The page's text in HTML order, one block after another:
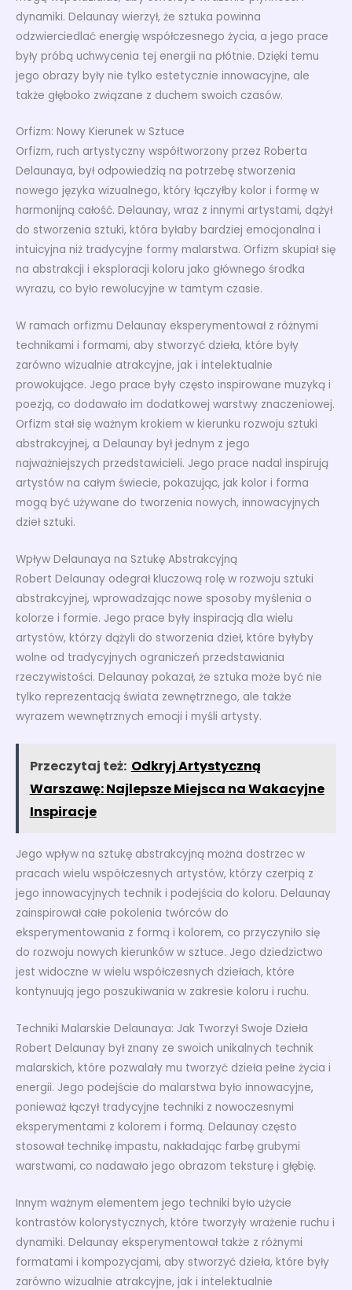
dynamiki. Delaunay wierzył, że sztuka powinna
odzwierciedlać energię współczesnego życia, a jego prace
były próbą uchwycenia tej energii na płótnie. Dzięki temu
jego obrazy były nie tylko estetycznie innowacyjne, ale
także głęboko związane z duchem swoich czasów.
Orfizm: Nowy Kierunek w Sztuce
Orfizm, ruch artystyczny współtworzony przez Roberta
Delaunaya, był odpowiedzią na potrzebę stworzenia
nowego języka wizualnego, który łączyłby kolor i formę w
harmonijną całość. Delaunay, wraz z innymi artystami, dążył
do stworzenia sztuki, która byłaby bardziej emocjonalna i
intuicyjna niż tradycyjne formy malarstwa. Orfizm skupiał się
na abstrakcji i eksploracji koloru jako głównego środka
wyrazu, co było rewolucyjne w tamtym czasie.
W ramach orfizmu Delaunay eksperymentował z różnymi
technikami i formami, aby stworzyć dzieła, które były
zarówno wizualnie atrakcyjne, jak i intelektualnie
prowokujące. Jego prace były często inspirowane muzyką i
poezją, co dodawało im dodatkowej warstwy znaczeniowej.
Orfizm stał się ważnym krokiem w kierunku rozwoju sztuki
abstrakcyjnej, a Delaunay był jednym z jego
najważniejszych przedstawicieli. Jego prace nadal inspirują
artystów na całym świecie, pokazując, jak kolor i forma
mogą być używane do tworzenia nowych, innowacyjnych
dzieł sztuki.
Wpływ Delaunaya na Sztukę Abstrakcyjną
Robert Delaunay odegrał kluczową rolę w rozwoju sztuki
abstrakcyjnej, wprowadzając nowe sposoby myślenia o
kolorze i formie. Jego prace były inspiracją dla wielu
artystów, którzy dążyli do stworzenia dzieł, które byłyby
wolne od tradycyjnych ograniczeń przedstawiania
rzeczywistości. Delaunay pokazał, że sztuka może być nie
tylko reprezentacją świata zewnętrznego, ale także
wyrazem wewnętrznych emocji i myśli artysty.
Przeczytaj też: Odkryj Artystyczną
Warszawę: Najlepsze Miejsca na Wakacyjne
Inspiracje
Jego wpływ na sztukę abstrakcyjną można dostrzec w
pracach wielu współczesnych artystów, którzy czerpią z
jego innowacyjnych technik i podejścia do koloru. Delaunay
zainspirował całe pokolenia twórców do
eksperymentowania z formą i kolorem, co przyczyniło się
do rozwoju nowych kierunków w sztuce. Jego dziedzictwo
jest widoczne w wielu współczesnych dziełach, które
kontynuują jego poszukiwania w zakresie koloru i ruchu.
Techniki Malarskie Delaunaya: Jak Tworzył Swoje Dzieła
Robert Delaunay był znany ze swoich unikalnych technik
malarskich, które pozwalały mu tworzyć dzieła pełne życia i
energii. Jego podejście do malarstwa było innowacyjne,
ponieważ łączył tradycyjne techniki z nowoczesnymi
eksperymentami z kolorem i formą. Delaunay często
stosował technikę impastu, nakładając farbę grubymi
warstwami, co nadawało jego obrazom teksturę i głębię.
Innym ważnym elementem jego techniki było użycie
kontrastów kolorystycznych, które tworzyły wrażenie ruchu i
dynamiki. Delaunay eksperymentował także z różnymi
formatami i kompozycjami, aby stworzyć dzieła, które były
zarówno wizualnie atrakcyjne, jak i intelektualnie